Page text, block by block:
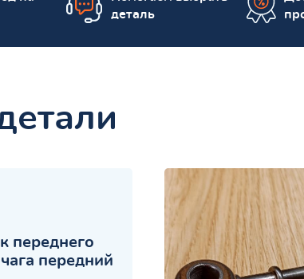
деталь
переднего
передний